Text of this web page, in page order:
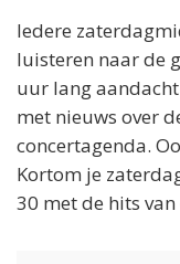
Iedere
luisteren naar de
uur lang
met nieuws over
concertagenda.
Kortom je
30 met de hits